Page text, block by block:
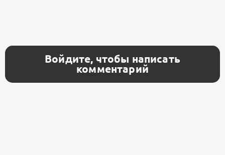
Войдите, чтобы написать
комментарий